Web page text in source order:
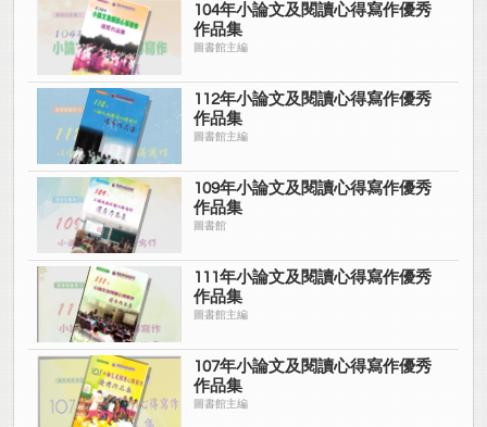
104年小論文及閱讀心得寫作優秀
作品集
圖書館主編
112年小論文及閱讀心得寫作優秀
作品集
圖書館主編
109年小論文及閱讀心得寫作優秀
作品集
圖書館
111年小論文及閱讀心得寫作優秀
作品集
圖書館主編
107年小論文及閱讀心得寫作優秀
作品集
圖書館主編